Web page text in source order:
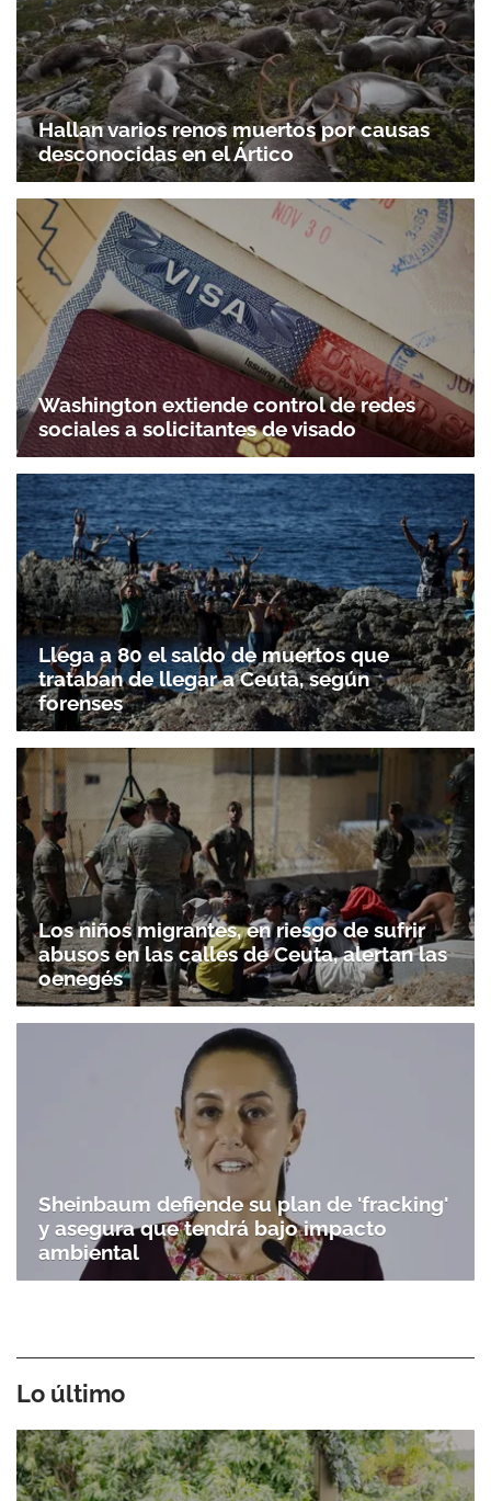
Hallan varios renos muertos por causas
desconocidas en el Ártico
Washington extiende control de redes
sociales a solicitantes de visado
Llega a 80 el saldo de muertos que
trataban de llegar a Ceuta, según
forenses
Los niños migrantes, en riesgo de sufrir
abusos en las calles de Ceuta, alertan las
oenegés
Sheinbaum defiende su plan de 'fracking'
y asegura que tendrá bajo impacto
ambiental
Lo último